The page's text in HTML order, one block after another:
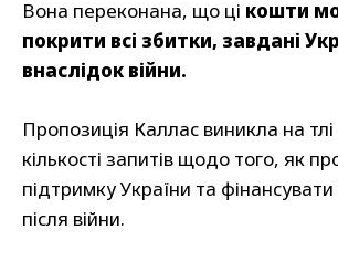
Вона переконана, що ці кошти
покрити всі збитки, завдані
внаслідок війни.
Пропозиція Каллас виникла на тлі
кількості запитів щодо того, як
підтримку України та фінансувати
після війни.